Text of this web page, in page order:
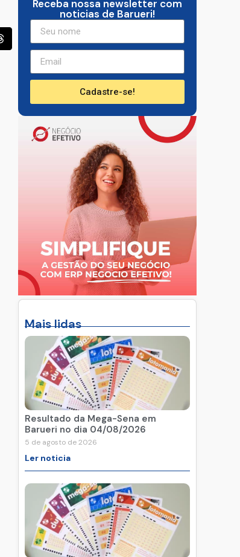
Mais lidas
Resultado da Mega-Sena em
Barueri no dia 04/08/2026
5 de agosto de 2026
Ler noticia
Receba nossa newsletter com
noticias de Barueri!
Cadastre-se!